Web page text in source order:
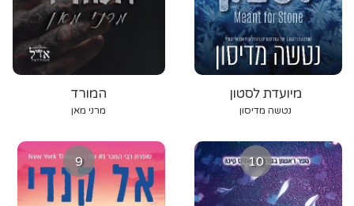
המורד
מרני מאן
מיועדת לסטון
נטשה מדיסון
9 10